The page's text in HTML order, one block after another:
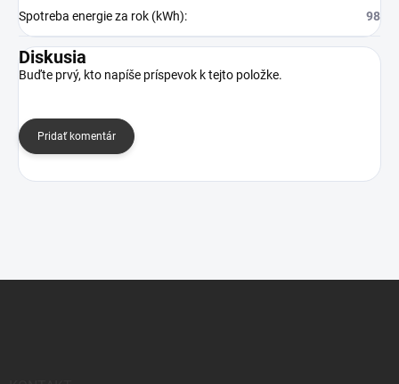
Spotreba energie za rok (kWh): 98
Diskusia
Buďte prvý, kto napíše príspevok k tejto položke.
Pridať komentár